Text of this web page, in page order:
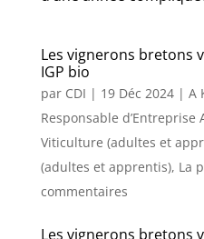
Les vignerons bretons
IGP bio
par CDI | 19 Déc 2024| A
Responsable
Viticulture (adultes et
(adultes et apprentis), La
commentaires
Les vignerons bretons